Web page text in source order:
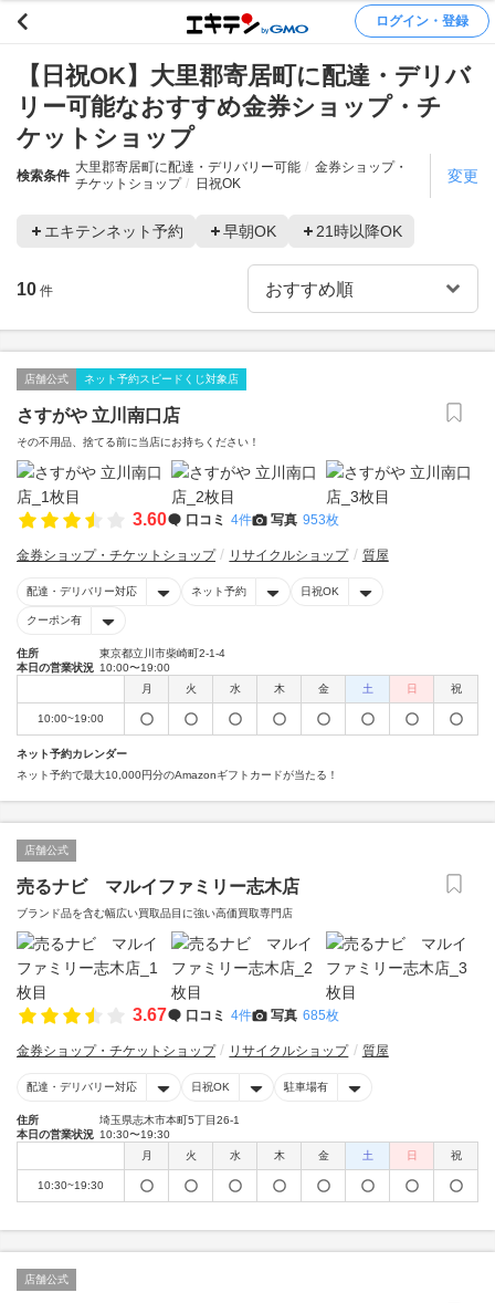
ログイン・登録
【日祝OK】大里郡寄居町に配達・デリバ
リー可能なおすすめ金券ショップ・チ
ケットショップ
検索条件
大里郡寄居町に配達・デリバリー可能
金券ショップ・
チケットショップ
日祝OK 変更
エキテンネット予約 早朝OK 21時以降OK
10 件
店舗公式 ネット予約スピードくじ対象店
さすがや 立川南口店
その不用品、捨てる前に当店にお持ちください！
3.60 口コミ 4件 写真 953枚
金券ショップ・チケットショップ リサイクルショップ 質屋
配達・デリバリー対応 ネット予約 日祝OK
クーポン有
住所
東京都立川市柴崎町2-1-4
本日の営業状況 10:00〜19:00
月
火 水 木 金 土 日 祝
10:00~19:00
ネット予約カレンダー
ネット予約で最大10,000円分のAmazonギフトカードが当たる！
店舗公式
売るナビ マルイファミリー志木店
ブランド品を含む幅広い買取品目に強い高価買取専門店
3.67 口コミ 4件 写真 685枚
金券ショップ・チケットショップ リサイクルショップ 質屋
配達・デリバリー対応 日祝OK 駐車場有
住所
埼玉県志木市本町5丁目26-1
本日の営業状況 10:30〜19:30
月
火 水 木 金 土 日 祝
10:30~19:30
店舗公式